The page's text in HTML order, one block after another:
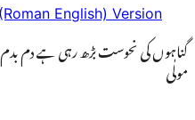
English) Version
گناہوں کی نحوست بڑھ رہی ہے دم بدم
مولٰی